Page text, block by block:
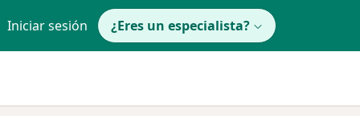
Iniciar sesión ¿Eres un especialista?